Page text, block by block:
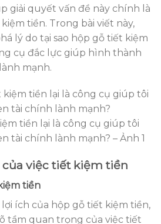
giải quyết vấn đề này chính là
tiền. Trong bài viết này,
lý do tại sao hộp gỗ tiết kiệm
cụ đắc lực giúp hình thành
mạnh.
tiền lại là công cụ giúp tôi
tài chính lành mạnh? – Ảnh 1
việc tiết kiệm tiền
tiền
ích của hộp gỗ tiết kiệm tiền,
tầm quan trọng của việc tiết